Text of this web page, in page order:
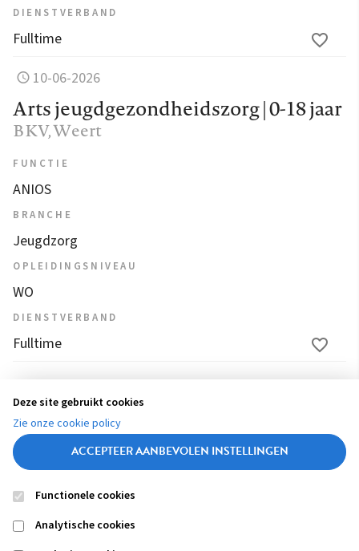
DIENSTVERBAND
Fulltime
10-06-2026
Arts jeugdgezondheidszorg | 0-18 jaar
BKV, Weert
FUNCTIE
ANIOS
BRANCHE
Jeugdzorg
OPLEIDINGSNIVEAU
WO
DIENSTVERBAND
Fulltime
1 2 3
Footer
Deze site gebruikt cookies
Zie onze cookie policy
ACCEPTEER AANBEVOLEN INSTELLINGEN
Functionele cookies
Analytische cookies